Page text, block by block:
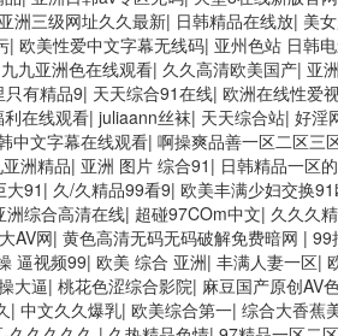
亚洲三级网址久久最新| 日韩精品在线放| 美
| 欧美性爱中文字幕无线码| 亚州色站 日韩
九九亚洲色在线观看| 久久高清欧美国产| 亚
只有精品9| 天天综合91在线| 欧洲在线性爱
在线观看| juliaann丝袜| 天天综合站| 好淫
中文字幕在线观看| 啊操爽品善一区二区三
洲精品| 亚洲 图片 综合91 | 日韩精品一区的
大91| 久/久精品99看9| 欧美丰满少妇交换
洲综合高清在线| 超碰97COm中文| 久久久
AV网| 黄色高清无码无码破解免费暗网 | 99
逼视频99| 欧美 综合 亚洲| 丰满人妻一区|
大逼| 桃花色涩综合影院| 麻豆国产原创AV
| 中文久久爆乳| 欧美综合第一| 综合大香蕉美